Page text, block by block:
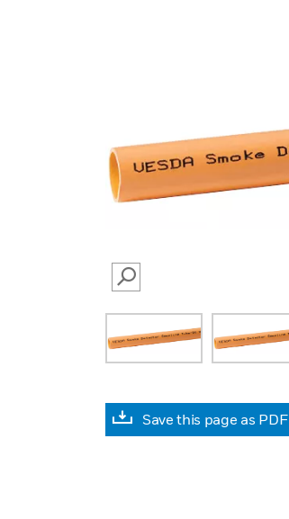
SEARCH
Save this page as PDF